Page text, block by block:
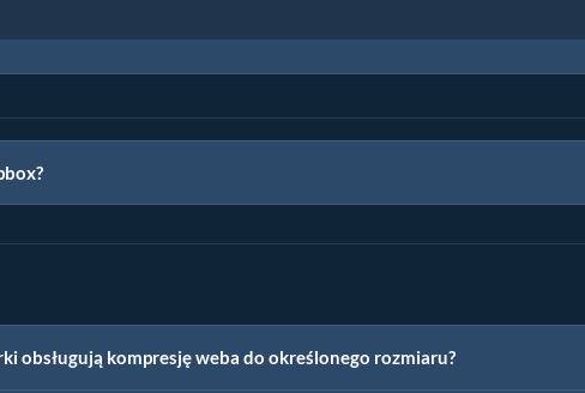
obsługują kompresję weba do określonego rozmiaru?